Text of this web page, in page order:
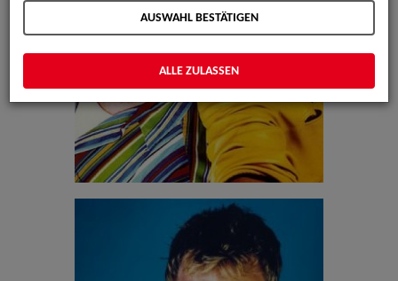
AUSWAHL BESTÄTIGEN
ALLE ZULASSEN